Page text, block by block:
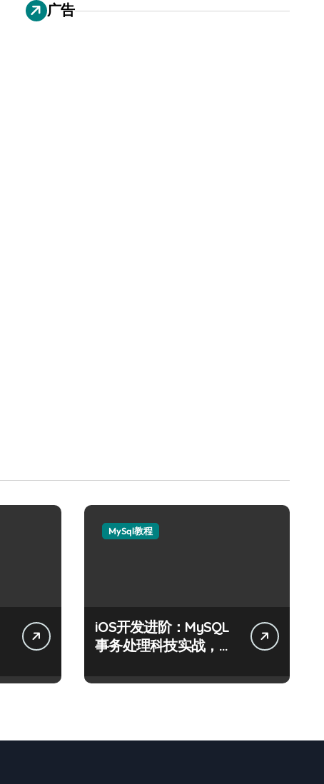
广告
MySql教程
iOS开发进阶：MySQL
事务处理科技实战，技